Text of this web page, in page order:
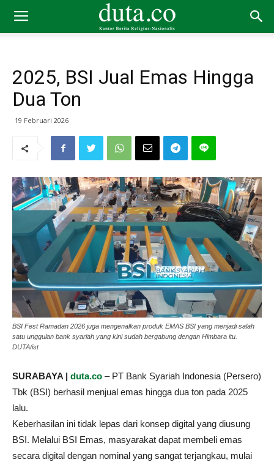
2025, BSI Jual Emas Hingga
Dua Ton
19 Februari 2026
BSI Fest Ramadan 2026 juga mengenalkan produk EMAS BSI yang menjadi salah
satu unggulan bank syariah yang kini sudah bergabung dengan Himbara itu.
DUTA/ist
SURABAYA | duta.co – PT Bank Syariah Indonesia (Persero)
Tbk (BSI) berhasil menjual emas hingga dua ton pada 2025
lalu.
Keberhasilan ini tidak lepas dari konsep digital yang diusung
BSI. Melalui BSI Emas, masyarakat dapat membeli emas
secara digital dengan nominal yang sangat terjangkau, mulai